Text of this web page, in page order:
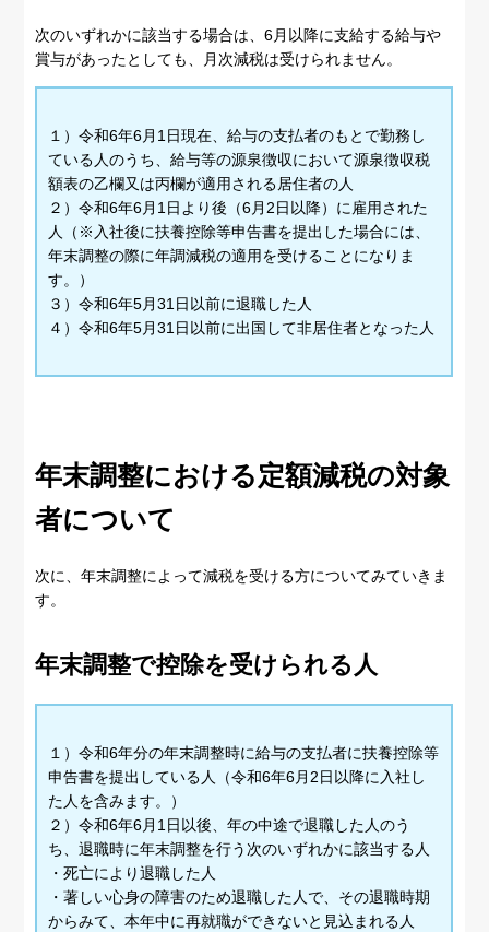
次のいずれかに該当する場合は、6月以降に支給する給与や
賞与があったとしても、月次減税は受けられません。
１）令和6年6月1日現在、給与の支払者のもとで勤務し
ている人のうち、給与等の源泉徴収において源泉徴収税
額表の乙欄又は丙欄が適用される居住者の人
２）令和6年6月1日より後（6月2日以降）に雇用された
人（※入社後に扶養控除等申告書を提出した場合には、
年末調整の際に年調減税の適用を受けることになりま
す。）
３）令和6年5月31日以前に退職した人
４）令和6年5月31日以前に出国して非居住者となった人
年末調整における定額減税の対象
者について
次に、年末調整によって減税を受ける方についてみていきま
す。
年末調整で控除を受けられる人
１）令和6年分の年末調整時に給与の支払者に扶養控除等
申告書を提出している人（令和6年6月2日以降に入社し
た人を含みます。）
２）令和6年6月1日以後、年の中途で退職した人のう
ち、退職時に年末調整を行う次のいずれかに該当する人
・死亡により退職した人
・著しい心身の障害のため退職した人で、その退職時期
からみて、本年中に再就職ができないと見込まれる人